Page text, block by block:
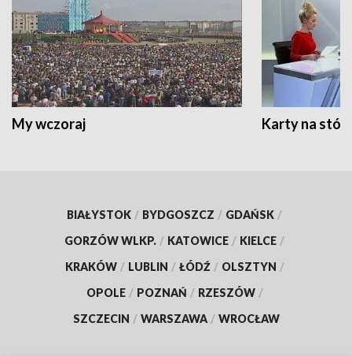
My wczoraj Karty na
BIAŁYSTOK / BYDGOSZCZ / GDAŃSK /
GORZÓW WLKP. / KATOWICE / KIELCE /
KRAKÓW / LUBLIN / ŁÓDŹ / OLSZTYN /
OPOLE / POZNAŃ / RZESZÓW /
SZCZECIN / WARSZAWA / WROCŁAW